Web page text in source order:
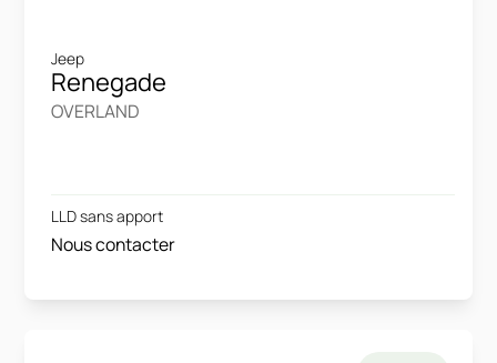
Jeep
Renegade
OVERLAND
LLD sans apport
Nous contacter